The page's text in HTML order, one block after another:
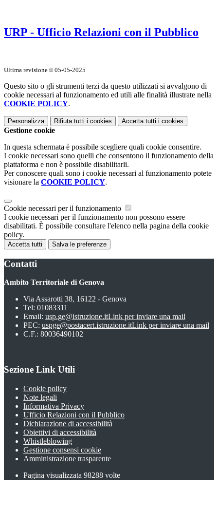
URP - Ufficio Relazioni con il Pubblico
Ultima revisione il 05-05-2025
Questo sito o gli strumenti terzi da questo utilizzati si avvalgono di
cookie necessari al funzionamento ed utili alle finalità illustrate nella
COOKIE POLICY.
Personalizza Rifiuta tutti i cookies Accetta tutti i cookies
Gestione cookie
In questa schermata è possibile scegliere quali cookie consentire.
I cookie necessari sono quelli che consentono il funzionamento della
piattaforma e non è possibile disabilitarli.
Per conoscere quali sono i cookie necessari al funzionamento potete
visionare la COOKIE POLICY.
Cookie necessari per il funzionamento
I cookie necessari per il funzionamento non possono essere
disabilitati. È possibile consultare l'elenco nella pagina della cookie
policy.
Accetta tutti Salva le preferenze
Contatti
Ambito Territoriale di Genova
Via Assarotti 38, 16122 - Genova
Tel: 01083311
Email: usp.ge@istruzione.itLink per inviare una mail
PEC: uspge@postacert.istruzione.itLink per inviare una mail
C.F.: 80036490102
Sezione Link Utili
Cookie policy
Note legali
Informativa Privacy
Ufficio Relazioni con il Pubblico
Dichiarazione di accessibilità
Obiettivi di accessibilità
Whistleblowing
Gestione consensi cookie
Amministrazione trasparente
Pagina visualizzata 98288 volte